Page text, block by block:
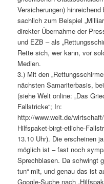
Versicherungen)
sachlich zum Beispiel
direkter Übernahme der
und EZB – als
Rette sich, wer kann, vor
Medien.
3.) Mit den
nächsten Samariterbasis,
(siehe Welt online: „Das
Fallstricke“; In:
http://www.welt.de/
Hilfspaket-birgt-etliche-
13.10 Uhr). Die erscheinen
möglich ist – fast noch
Sprechblasen. Da schwingt
tun“ mit, und genau das ist
Google-Suche nach